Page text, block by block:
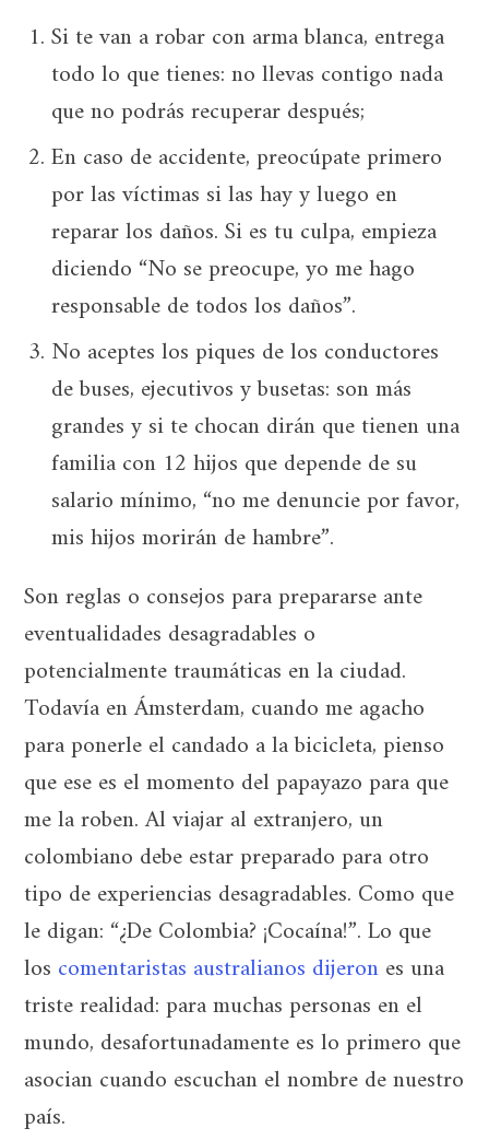
Si te van a robar con arma blanca, entrega
todo lo que tienes: no llevas contigo nada
que no podrás recuperar después;
En caso de accidente, preocúpate primero
por las víctimas si las hay y luego en
reparar los daños. Si es tu culpa, empieza
diciendo “No se preocupe, yo me hago
responsable de todos los daños”.
No aceptes los piques de los conductores
de buses, ejecutivos y busetas: son más
grandes y si te chocan dirán que tienen una
familia con 12 hijos que depende de su
salario mínimo, “no me denuncie por favor,
mis hijos morirán de hambre”.
Son reglas o consejos para prepararse ante
eventualidades desagradables o
potencialmente traumáticas en la ciudad.
Todavía en Ámsterdam, cuando me agacho
para ponerle el candado a la bicicleta, pienso
que ese es el momento del papayazo para que
me la roben. Al viajar al extranjero, un
colombiano debe estar preparado para otro
tipo de experiencias desagradables. Como que
le digan: “¿De Colombia? ¡Cocaína!”. Lo que
los comentaristas australianos dijerones una
triste realidad: para muchas personas en el
mundo, desafortunadamente es lo primero que
asocian cuando escuchan el nombre de nuestro
país.